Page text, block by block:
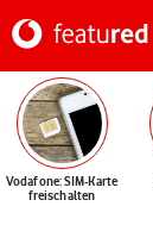
Vodafone: SIM-Karte
freischalten